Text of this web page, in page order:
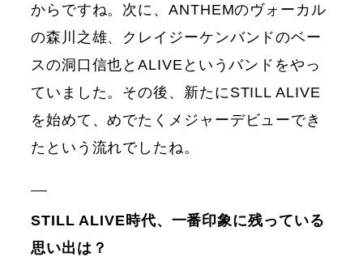
からですね。次に、ANTHEMのヴォーカル
の森川之雄、クレイジーケンバンドのベー
スの洞口信也とALIVEというバンドをやっ
ていました。その後、新たにSTILL ALIVE
を始めて、めでたくメジャーデビューでき
たという流れでしたね。
STILL ALIVE時代、一番印象に残っている
思い出は？